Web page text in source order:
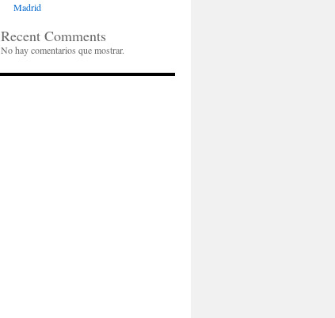
Madrid
Recent Comments
No hay comentarios que mostrar.